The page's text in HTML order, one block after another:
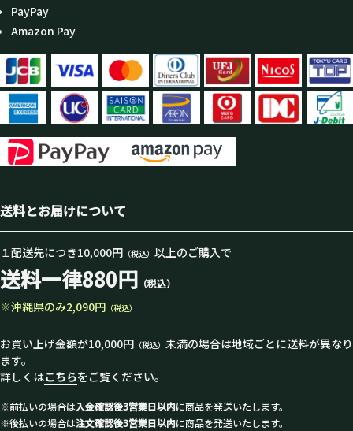
PayPay
Amazon Pay
送料とお届けについて
１配送先につき10,000円 （税込） 以上のご購入で
送料一律880円 （税込）
※沖縄県のみ2,090円 （税込）
お買い上げ金額が10,000円 （税込） 未満の場合は地域ごとに送料が異なり
ます。
詳しくはこちらをご覧ください。
※前払いの場合は入金確認後3営業日以内に商品を発送いたします。
※後払いの場合は注文確認後3営業日以内に商品を発送いたします。